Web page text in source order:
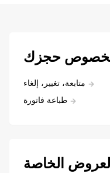
حجزك
متابعة، تغيير، إلغاء
طباعة فاتورة
العروض الخاصة